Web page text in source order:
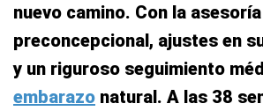
nuevo camino. Con la asesoría
preconcepcional, ajustes en
y un riguroso seguimiento
embarazo natural. A las 38